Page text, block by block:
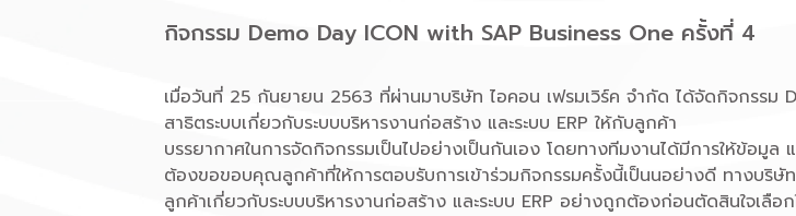
กิจกรรม Demo Day ICON with SAP Business One ครั้งที่ 4
เมื่อวันที่ 25 กันยายน 2563 ที่ผ่านมาบริษัท ไอคอน เฟรมเวิร์ค จำกัด ได้จัดกิจกรร
สาธิตระบบเกี่ยวกับระบบบริหารงานก่อสร้าง และระบบ ERP ให้กับลูกค้า
บรรยากาศในการจัดกิจกรรมเป็นไปอย่างเป็นกันเอง โดยทางทีมงานได้มีการให้ข้อมู
ต้องขอขอบคุณลูกค้าที่ให้การตอบรับการเข้าร่วมกิจกรรมครั้งนี้เป็นนอย่างดี ทางบริษั
ลูกค้าเกี่ยวกับระบบบริหารงานก่อสร้าง และระบบ ERP อย่างถูกต้องก่อนตัดสินใจเลือก